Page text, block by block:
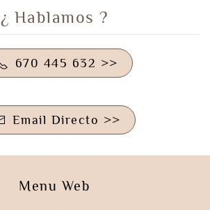
¿ Hablamos ?
670 445 632 >>
Email Directo >>
Menu Web